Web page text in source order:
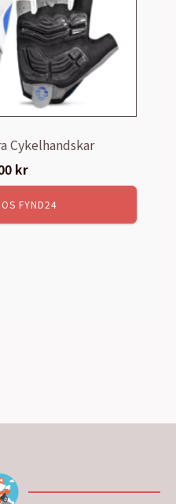
Cykelhandskar
kr
FYND24